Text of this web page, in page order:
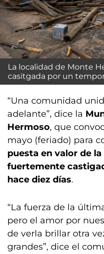
La localidad de Monte
casitgada por un
“Una comunidad
adelante”, dice la
Hermoso, que
mayo (feriado) para
puesta en valor de
fuertemente
hace diez días.
“La fuerza de la
pero el amor por
de verla brillar otra
grandes”, dice el